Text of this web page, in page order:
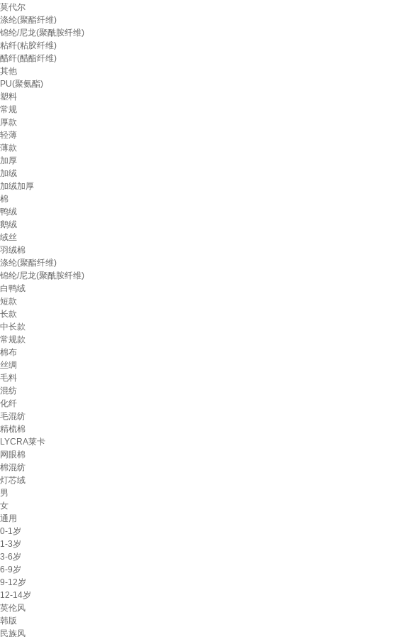
莫代尔
涤纶(聚酯纤维)
锦纶/尼龙(聚酰胺纤维)
粘纤(粘胶纤维)
醋纤(醋酯纤维)
其他
PU(聚氨酯)
塑料
常规
厚款
轻薄
薄款
加厚
加绒
加绒加厚
棉
鸭绒
鹅绒
绒丝
羽绒棉
涤纶(聚酯纤维)
锦纶/尼龙(聚酰胺纤维)
白鸭绒
短款
长款
中长款
常规款
棉布
丝绸
毛料
混纺
化纤
毛混纺
精梳棉
LYCRA莱卡
网眼棉
棉混纺
灯芯绒
男
女
通用
0-1岁
1-3岁
3-6岁
6-9岁
9-12岁
12-14岁
英伦风
韩版
民族风